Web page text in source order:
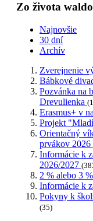
Zo života
Najnovšie
30 dní
Archív
Zverejnenie
Bábkové
Pozvánka na
Drevulienka
Erasmus+ v
Projekt
Orientačný
prvákov 2026
Informácie k
2026/2027
2 % alebo 3
Informácie k
Pokyny k
(35)